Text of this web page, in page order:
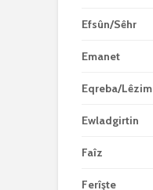
Efsûn/Sêhr
Emanet
Eqreba/Lêzim
Ewladgirtin
Faîz
Ferîşte